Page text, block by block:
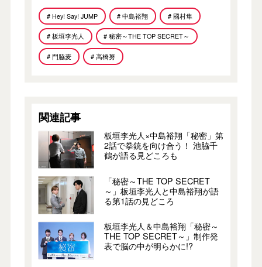
# Hey! Say! JUMP # 中島裕翔 # 國村隼
# 板垣李光人 # 秘密～THE TOP SECRET～
# 門脇麦 # 高橋努
関連記事
板垣李光人×中島裕翔「秘密」第
2話で拳銃を向け合う！ 池脇千
鶴が語る見どころも
「秘密～THE TOP SECRET
～」板垣李光人と中島裕翔が語
る第1話の見どころ
板垣李光人＆中島裕翔「秘密～
THE TOP SECRET～」制作発
表で脳の中が明らかに!?